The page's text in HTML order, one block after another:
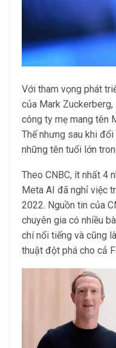
Với tham vọng phát
của Mark
công ty mẹ mang tên
Thế nhưng sau khi
những tên tuổi lớn
Theo CNBC, ít nhất 4
Meta AI đã nghỉ việc
2022. Nguồn tin của
chuyên gia có nhiều
chí nổi tiếng và cũng
thuật đột phá cho cả